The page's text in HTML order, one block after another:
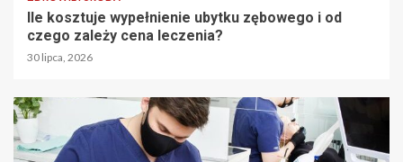
Ile kosztuje wypełnienie ubytku zębowego i od
czego zależy cena leczenia?
30 lipca, 2026